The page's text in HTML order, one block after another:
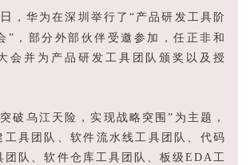
，华为在深圳举行了“产品研发工具阶
”，部分外部伙伴受邀参加，任正非和
会并为产品研发工具团队颁奖以及授
破乌江天险，实现战略突围”为主题，
具团队、软件流水线工具团队、代码
团队、软件仓库工具团队、板级EDA工